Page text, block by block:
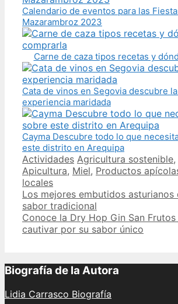
Calendario de eventos para las
Mazarambroz 2023
Carne de caza tipos recetas y
Cata de vinos en Segovia descubre
experiencia maridada
Cayma Descubre todo lo que
este distrito en Arequipa
Categories
Actividades Tags
Agricultura sostenible,
Apicultura, Miel, Productos
locales
Post
navigation
Los mejores embutidos asturianos
sabor tradicional
Conoce la Dry Hop Gin San
cautivar por su sabor único
Biografía de la Autora
Lidia Carrasco Biografía